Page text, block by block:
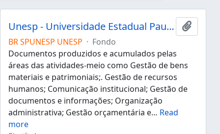
Unesp - Universidade Estadual Paulista "Júlio de Mesquita Filho"
Añadir
BR SPUNESP UNESP · Fondo
Documentos produzidos e acumulados pelas
áreas das atividades-meio como Gestão de bens
materiais e patrimoniais;. Gestão de recursos
humanos; Comunicação institucional; Gestão de
documentos e informações; Organização
administrativa; Gestão orçamentária e… Read
more